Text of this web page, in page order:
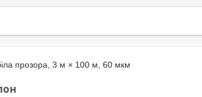
прозора, 3 м × 100 м, 60 мкм